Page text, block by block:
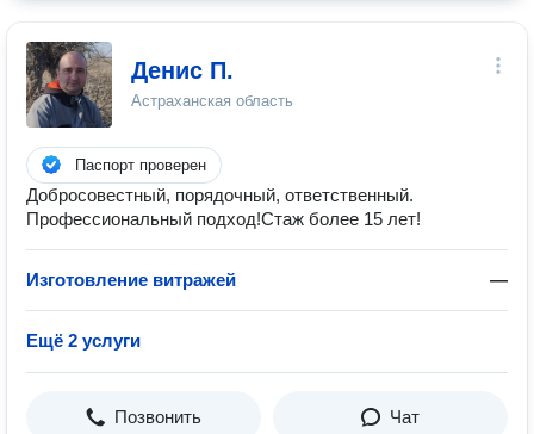
Денис П.
Астраханская область
Паспорт проверен
Добросовестный, порядочный, ответственный.
Профессиональный подход!Стаж более 15 лет!
Изготовление витражей —
Ещё 2 услуги
Позвонить Чат